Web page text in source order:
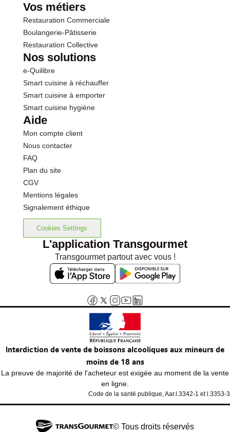
Vos métiers
Restauration Commerciale
Boulangerie-Pâtisserie
Restauration Collective
Nos solutions
e-Quilibre
Smart cuisine à réchauffer
Smart cuisine à emporter
Smart cuisine hygiène
Aide
Mon compte client
Nous contacter
FAQ
Plan du site
CGV
Mentions légales
Signalement éthique
Cookies Settings
L'application Transgourmet
Transgourmet partout avec vous !
Interdiction de vente de boissons alcooliques aux mineurs de
moins de 18 ans
La preuve de majorité de l'acheteur est exigée au moment de la vente
en ligne.
Code de la santé publique, Aar.l.3342-1 et l.3353-3
© Tous droits réservés